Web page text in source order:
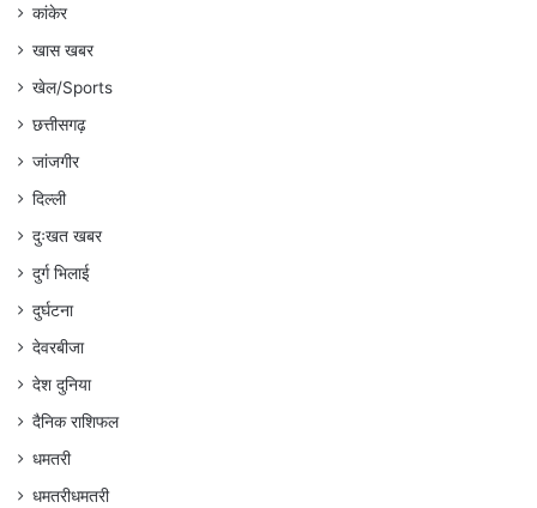
कांकेर
खास खबर
खेल/Sports
छत्तीसगढ़
जांजगीर
दिल्ली
दुःखत खबर
दुर्ग भिलाई
दुर्घटना
देवरबीजा
देश दुनिया
दैनिक राशिफल
धमतरी
धमतरीधमतरी